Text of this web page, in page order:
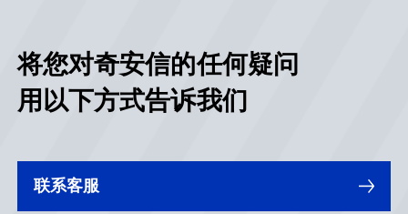
第18章 漏洞管理计划示例 131
第20章 风险管理框架 141
将您对奇安信的任何疑问
用以下方式告诉我们
联系客服